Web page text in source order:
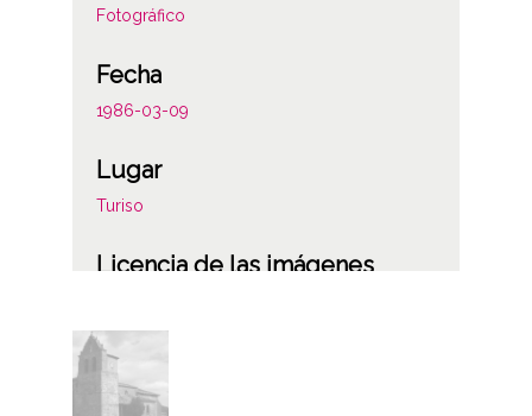
Fotográfico
Fecha
1986-03-09
Lugar
Turiso
Licencia de las imágenes